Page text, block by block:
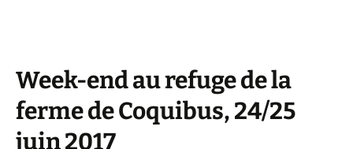
Week-end au refuge de la
ferme de Coquibus, 24/25
juin 2017